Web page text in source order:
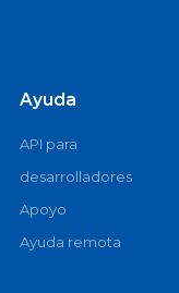
Ayuda
API para
desarrolladores
Apoyo
Ayuda remota